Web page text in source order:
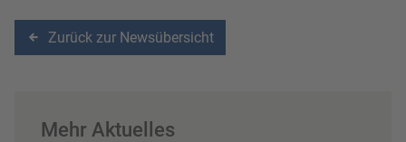
Zurück zur Newsübersicht
Mehr Aktuelles